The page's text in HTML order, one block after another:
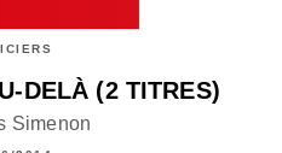
DELÀ (2 TITRES)
Simenon